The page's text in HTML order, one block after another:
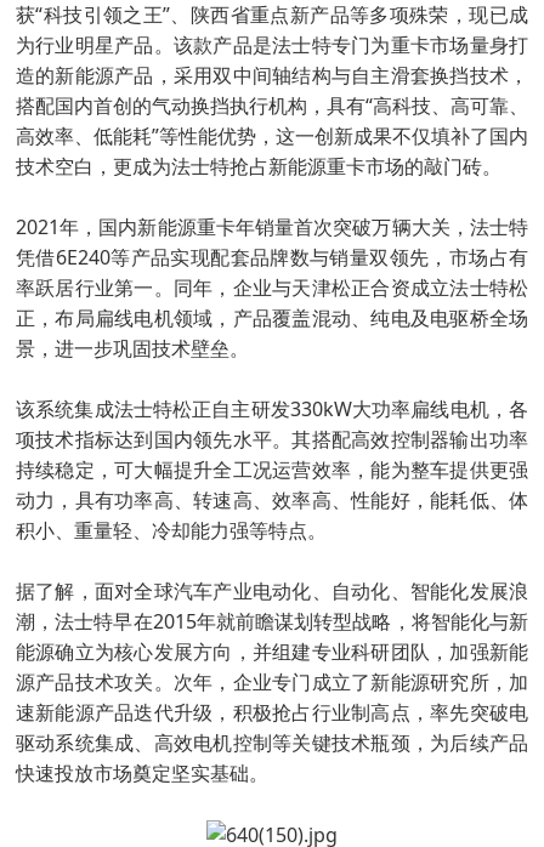
获“科技引领之王”、陕西省重点新产品等多项殊荣，现已成
为行业明星产品。该款产品是法士特专门为重卡市场量身打
造的新能源产品，采用双中间轴结构与自主滑套换挡技术，
搭配国内首创的气动换挡执行机构，具有“高科技、高可靠、
高效率、低能耗”等性能优势，这一创新成果不仅填补了国内
技术空白，更成为法士特抢占新能源重卡市场的敲门砖。
2021年，国内新能源重卡年销量首次突破万辆大关，法士特
凭借6E240等产品实现配套品牌数与销量双领先，市场占有
率跃居行业第一。同年，企业与天津松正合资成立法士特松
正，布局扁线电机领域，产品覆盖混动、纯电及电驱桥全场
景，进一步巩固技术壁垒。
该系统集成法士特松正自主研发330kW大功率扁线电机，各
项技术指标达到国内领先水平。其搭配高效控制器输出功率
持续稳定，可大幅提升全工况运营效率，能为整车提供更强
动力，具有功率高、转速高、效率高、性能好，能耗低、体
积小、重量轻、冷却能力强等特点。
据了解，面对全球汽车产业电动化、自动化、智能化发展浪
潮，法士特早在2015年就前瞻谋划转型战略，将智能化与新
能源确立为核心发展方向，并组建专业科研团队，加强新能
源产品技术攻关。次年，企业专门成立了新能源研究所，加
速新能源产品迭代升级，积极抢占行业制高点，率先突破电
驱动系统集成、高效电机控制等关键技术瓶颈，为后续产品
快速投放市场奠定坚实基础。